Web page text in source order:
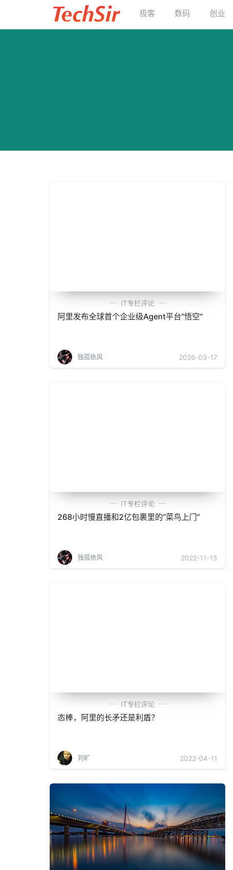
极客 数码 创业
IT专栏评论
阿里发布全球首个企业级Agent平台“悟空”
独孤依风 2026-03-17
IT专栏评论
268小时慢直播和2亿包裹里的“菜鸟上门”
独孤依风 2022-11-15
IT专栏评论
态棒，阿里的长矛还是利盾？
刘旷 2022-04-11